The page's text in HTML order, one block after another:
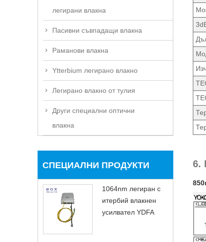
легирани влакна
Пасивни съвпадащи влакна
Раманови влакна
Ytterbium легирано влакно
Легирано влакно от тулия
Други специални оптични
влакна
СПЕЦИАЛНИ ПРОДУКТИ
1064nm легиран с
итербий влакнен
усилвател YDFA
6.